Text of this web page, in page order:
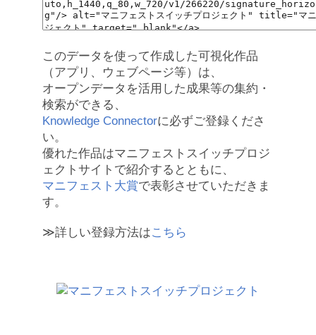
このデータを使って作成した可視化作品
（アプリ、ウェブページ等）は、
オープンデータを活用した成果等の集約・
検索ができる、
Knowledge Connectorに必ずご登録くださ
い。
優れた作品はマニフェストスイッチプロジ
ェクトサイトで紹介するとともに、
マニフェスト大賞で表彰させていただきま
す。
≫詳しい登録方法はこちら